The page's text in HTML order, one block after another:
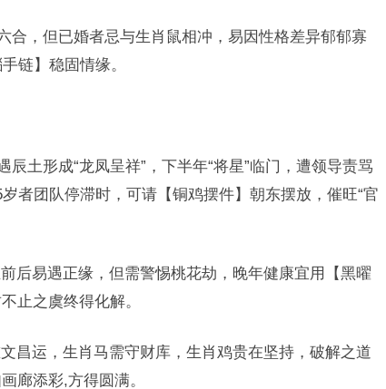
合，但已婚者忌与生肖鼠相冲，易因性格差异郁郁寡
链】稳固情缘。
辰土形成“龙凤呈祥”，下半年“将星”临门，遭领导责骂
者团队停滞时，可请【铜鸡摆件】朝东摆放，催旺“官
后易遇正缘，但需警惕桃花劫，晚年健康宜用【黑曜
止之虞终得化解。
昌运，生肖马需守财库，生肖鸡贵在坚持，破解之道
廊添彩,方得圆满。